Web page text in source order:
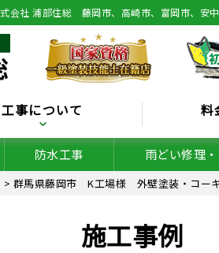
会社 浦部住総 藤岡市、高崎市、富岡市、
工事について 料
防水工事 雨どい修理
> 群馬県藤岡市 K工場様 外壁塗装・コーキ
施工事例